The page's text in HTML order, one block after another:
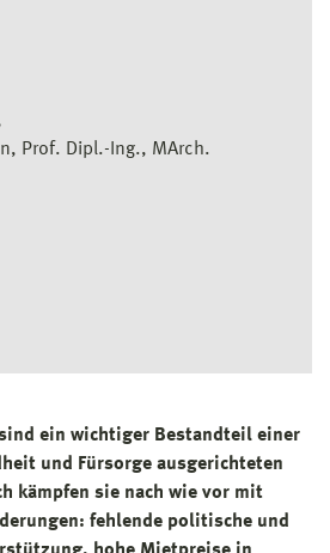
Prof. Dipl.-Ing., MArch.
ein wichtiger Bestandteil einer
und Fürsorge ausgerichteten
kämpfen sie nach wie vor mit
fehlende politische und